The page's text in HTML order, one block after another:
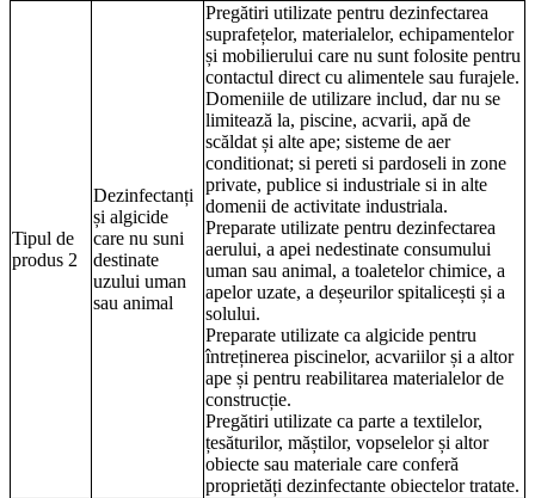
Tipul de
produs 2
Dezinfectanți
și algicide
care nu suni
destinate
uzului uman
sau animal
Pregătiri utilizate pentru dezinfectarea
suprafețelor, materialelor, echipamentelor
și mobilierului care nu sunt folosite pentru
contactul direct cu alimentele sau furajele.
Domeniile de utilizare includ, dar nu se
limitează la, piscine, acvarii, apă de
scăldat și alte ape; sisteme de aer
conditionat; si pereti si pardoseli in zone
private, publice si industriale si in alte
domenii de activitate industriala.
Preparate utilizate pentru dezinfectarea
aerului, a apei nedestinate consumului
uman sau animal, a toaletelor chimice, a
apelor uzate, a deșeurilor spitalicești și a
solului.
Preparate utilizate ca algicide pentru
întreținerea piscinelor, acvariilor și a altor
ape și pentru reabilitarea materialelor de
construcție.
Pregătiri utilizate ca parte a textilelor,
țesăturilor, măștilor, vopselelor și altor
obiecte sau materiale care conferă
proprietăți dezinfectante obiectelor tratate.